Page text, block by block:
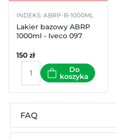
INDEKS: ABRP-B-1000ML
Lakier bazowy ABRP
1000ml - Iveco 097
150 zł
Do
koszyka
FAQ